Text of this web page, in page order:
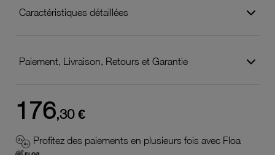
Caractéristiques détaillées
Paiement, Livraison, Retours et Garantie
176,30 €
Profitez des paiements en plusieurs fois avec Floa